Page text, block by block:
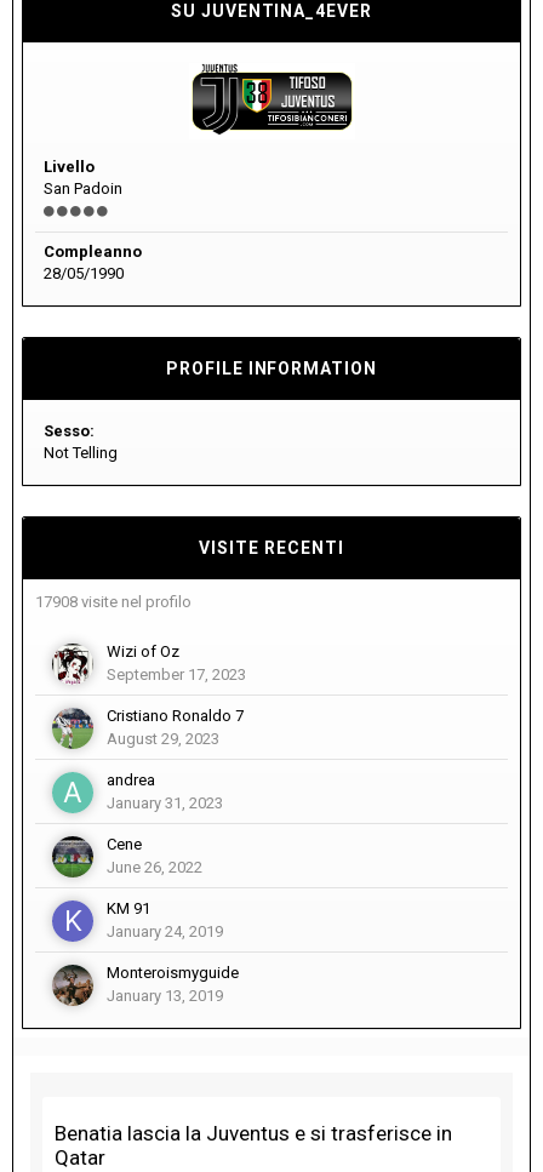
SU JUVENTINA_4EVER
Livello
San Padoin
Compleanno
28/05/1990
PROFILE INFORMATION
Sesso:
Not Telling
VISITE RECENTI
17908 visite nel profilo
Wizi of Oz
September 17, 2023
Cristiano Ronaldo 7
August 29, 2023
andrea
January 31, 2023
Cene
June 26, 2022
KM 91
January 24, 2019
Monteroismyguide
January 13, 2019
Benatia lascia la Juventus e si trasferisce in
Qatar